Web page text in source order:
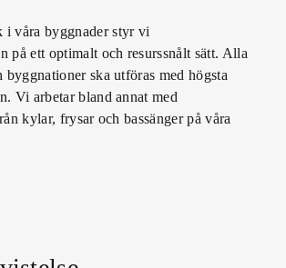
i våra byggnader styr vi
på ett optimalt och resurssnålt sätt. Alla
ska utföras med högsta
Vi arbetar bland annat med
kylar, frysar och bassänger på våra